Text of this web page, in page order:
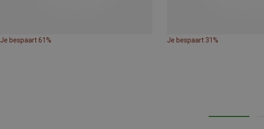
Je bespaart 61% Je bespaart 31%